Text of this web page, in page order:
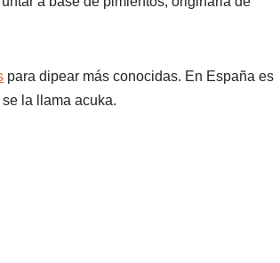
para dipear más conocidas. En España es
la llama acuka.